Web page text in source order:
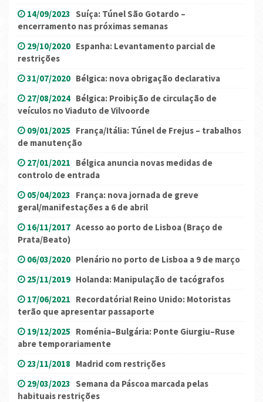
14/09/2023 Suíça: Túnel São Gotardo –
encerramento nas próximas semanas
29/10/2020 Espanha: Levantamento parcial de
restrições
31/07/2020 Bélgica: nova obrigação declarativa
27/08/2024 Bélgica: Proibição de circulação de
veículos no Viaduto de Vilvoorde
09/01/2025 França/Itália: Túnel de Frejus – trabalhos
de manutenção
27/01/2021 Bélgica anuncia novas medidas de
controlo de entrada
05/04/2023 França: nova jornada de greve
geral/manifestações a 6 de abril
16/11/2017 Acesso ao porto de Lisboa (Braço de
Prata/Beato)
06/03/2020 Plenário no porto de Lisboa a 9 de março
25/11/2019 Holanda: Manipulação de tacógrafos
17/06/2021 Recordatória! Reino Unido: Motoristas
terão que apresentar passaporte
19/12/2025 Roménia–Bulgária: Ponte Giurgiu–Ruse
abre temporariamente
23/11/2018 Madrid com restrições
29/03/2023 Semana da Páscoa marcada pelas
habituais restrições